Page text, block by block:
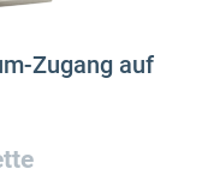
Zugang auf